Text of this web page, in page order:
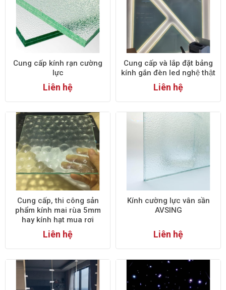
Ứng dụng:Kính dán an toàn được sử dụng trong cửa sổ,
cửa ra vào, mái kính, và các khu vực cần đảm bảo an toàn
cao.
Kính màu được sản xuất bằng cách thêm các
chất tạo màu vào quá trình sản xuất kính, tạo ra các màu sắc
đa dạng.
Ứng dụng:Kính màu thường được sử dụng trong các cửa
sổ, vách ngăn, và trang trí nội thất để tạo điểm nhấn thẩm
mỹ.
Kính hoa văn:Kính hoa văn được trang trí bằng các họa tiết,
hoa văn tạo nên vẻ đẹp nghệ thuật và tinh tế.
Ứng dụng:Kính hoa văn được sử dụng trong cửa sổ, cửa ra
vào, vách ngăn, và các sản phẩm trang trí nội thất khác.
4. Kính phản quang:
loại mỏng trên bề mặt, giúp phản xạ ánh sáng mặt trời và
giảm nhiệt độ bên trong.
Cung cấp kính rạn cường
lực
Liên hệ
Cung cấp và lắp đặt bảng
kính gắn đèn led nghệ thật
Liên hệ
Cung cấp, thi công sản
phẩm kính mai rùa 5mm
hay kính hạt mua rơi
Liên hệ
Kính cường lực vân sần
AVSING
Liên hệ